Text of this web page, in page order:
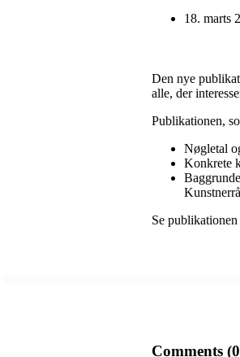
18. marts
Den nye
alle, der
Publikationen,
Nøgletal
Konkrete
Se publikationen
Comments